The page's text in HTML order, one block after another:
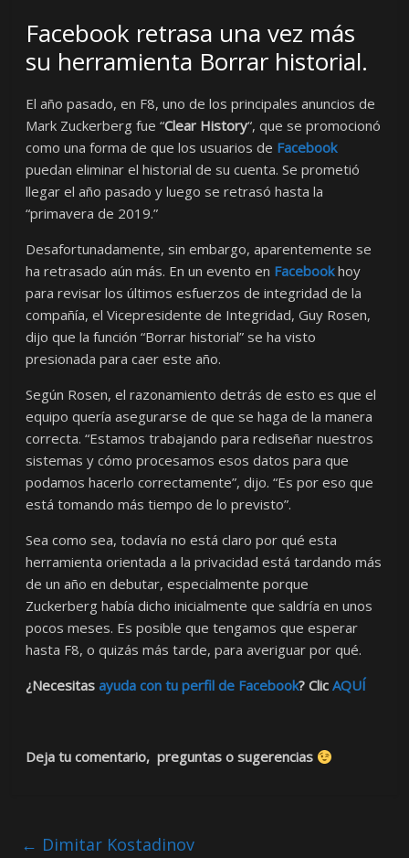
Facebook retrasa una vez más
su herramienta Borrar historial.
El año pasado, en F8, uno de los principales anuncios de
Mark Zuckerberg fue “Clear History“, que se promocionó
como una forma de que los usuarios de Facebook
puedan eliminar el historial de su cuenta. Se prometió
llegar el año pasado y luego se retrasó hasta la
“primavera de 2019.”
Desafortunadamente, sin embargo, aparentemente se
ha retrasado aún más. En un evento en Facebookhoy
para revisar los últimos esfuerzos de integridad de la
compañía, el Vicepresidente de Integridad, Guy Rosen,
dijo que la función “Borrar historial” se ha visto
presionada para caer este año.
Según Rosen, el razonamiento detrás de esto es que el
equipo quería asegurarse de que se haga de la manera
correcta. “Estamos trabajando para rediseñar nuestros
sistemas y cómo procesamos esos datos para que
podamos hacerlo correctamente”, dijo. “Es por eso que
está tomando más tiempo de lo previsto”.
Sea como sea, todavía no está claro por qué esta
herramienta orientada a la privacidad está tardando más
de un año en debutar, especialmente porque
Zuckerberg había dicho inicialmente que saldría en unos
pocos meses. Es posible que tengamos que esperar
hasta F8, o quizás más tarde, para averiguar por qué.
¿Necesitasayuda con tu perfil de Facebook? ClicAQUÍ
Deja tu comentario, preguntas o sugerencias
← Dimitar Kostadinov